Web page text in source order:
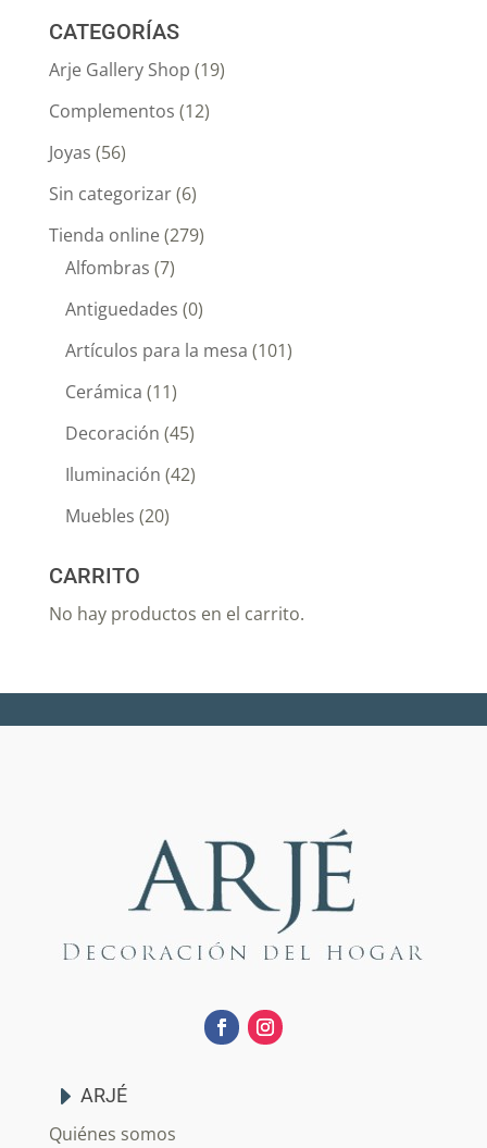
CATEGORÍAS
Arje Gallery Shop (19)
Complementos (12)
Joyas (56)
Sin categorizar(6)
Tienda online(279)
Alfombras (7)
Antiguedades (0)
Artículos para la mesa (101)
Cerámica (11)
Decoración (45)
Iluminación (42)
Muebles (20)
CARRITO
No hay productos en el carrito.
ARJÉ
Quiénes somos